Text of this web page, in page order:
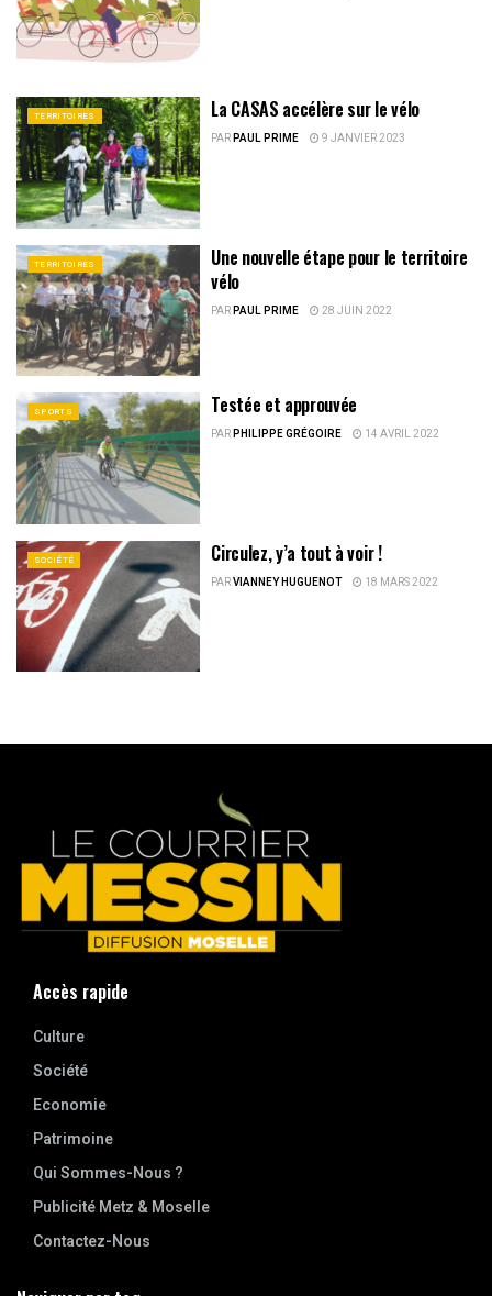
TERRITOIRES La CASAS accélère sur le vélo
PARPAUL PRIME 9 JANVIER 2023
TERRITOIRES
Une nouvelle étape pour le territoire
vélo
PARPAUL PRIME 28 JUIN 2022
SPORTS Testée et approuvée
PARPHILIPPE GRÉGOIRE 14 AVRIL 2022
SOCIÉTÉ Circulez, y’a tout à voir !
PARVIANNEY HUGUENOT 18 MARS 2022
Accès rapide
Culture
Société
Economie
Patrimoine
Qui Sommes-Nous ?
Publicité Metz & Moselle
Contactez-Nous